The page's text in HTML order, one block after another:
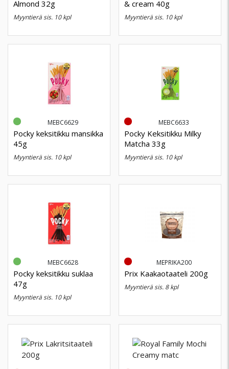
Almond 32g
myyntierä sis. 10 kpl
& cream 40g
myyntierä sis. 10 kpl
MEBC6629
Pocky keksitikku mansikka
45g
myyntierä sis. 10 kpl
MEBC6633
Pocky Keksitikku Milky
Matcha 33g
myyntierä sis. 10 kpl
MEBC6628
Pocky keksitikku suklaa
47g
myyntierä sis. 10 kpl
MEPRIKA200
Prix Kaakaotaateli 200g
myyntierä sis. 8 kpl